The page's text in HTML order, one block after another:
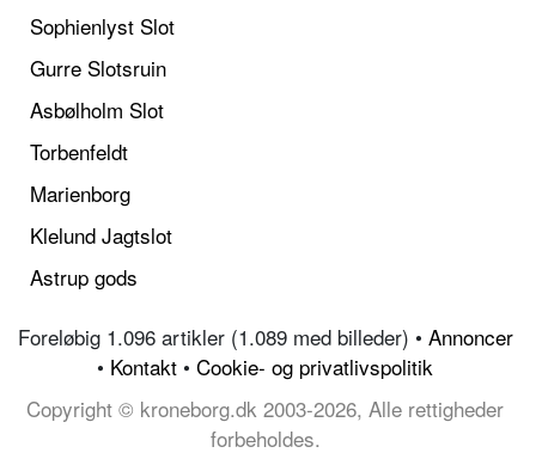
Sophienlyst Slot
Gurre Slotsruin
Asbølholm Slot
Torbenfeldt
Marienborg
Klelund Jagtslot
Astrup gods
Foreløbig 1.096 artikler (1.089 med billeder) • Annoncer
• Kontakt • Cookie- og privatlivspolitik
Copyright © kroneborg.dk 2003-2026, Alle rettigheder
forbeholdes.